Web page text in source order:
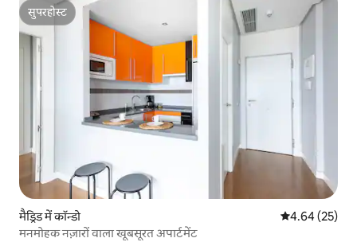
सुपरहोस्ट
सुपरहोस्ट
मैड्रिड में कॉन्डो औसत रेटिंग 5 में
4.64 (25)
मनमोहक नज़ारों वाला खूबसूरत अपार्टमेंट